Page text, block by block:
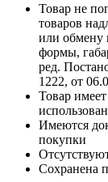
Товар не
товаров
или обмену
формы,
ред.
1222, от
Товар
Имеются
покупки
Сохранена